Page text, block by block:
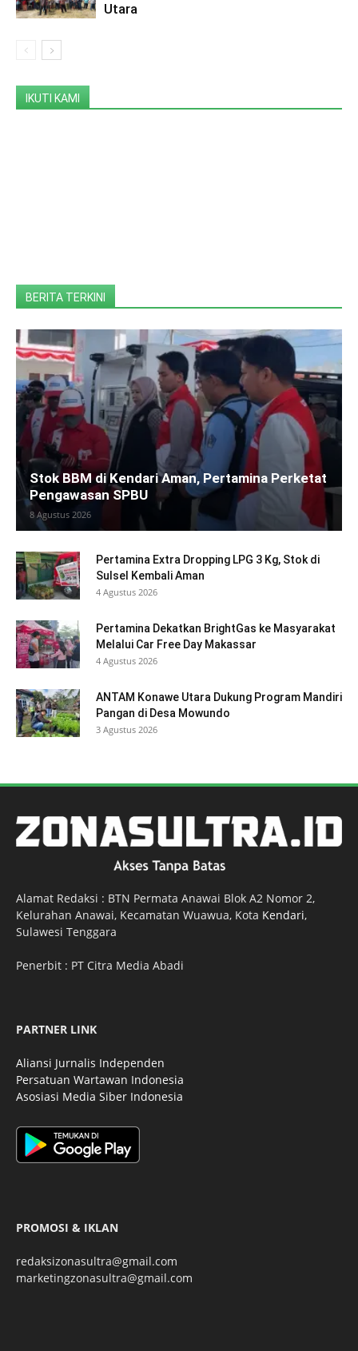
Utara
IKUTI KAMI
BERITA TERKINI
Stok BBM di Kendari Aman, Pertamina Perketat
Pengawasan SPBU
8 Agustus 2026
Pertamina Extra Dropping LPG 3 Kg, Stok di
Sulsel Kembali Aman
4 Agustus 2026
Pertamina Dekatkan BrightGas ke Masyarakat
Melalui Car Free Day Makassar
4 Agustus 2026
ANTAM Konawe Utara Dukung Program Mandiri
Pangan di Desa Mowundo
3 Agustus 2026
Alamat Redaksi : BTN Permata Anawai Blok A2 Nomor 2,
Kelurahan Anawai, Kecamatan Wuawua, Kota Kendari,
Sulawesi Tenggara
Penerbit : PT Citra Media Abadi
PARTNER LINK
Aliansi Jurnalis Independen
Persatuan Wartawan Indonesia
Asosiasi Media Siber Indonesia
PROMOSI & IKLAN
redaksizonasultra@gmail.com
marketingzonasultra@gmail.com